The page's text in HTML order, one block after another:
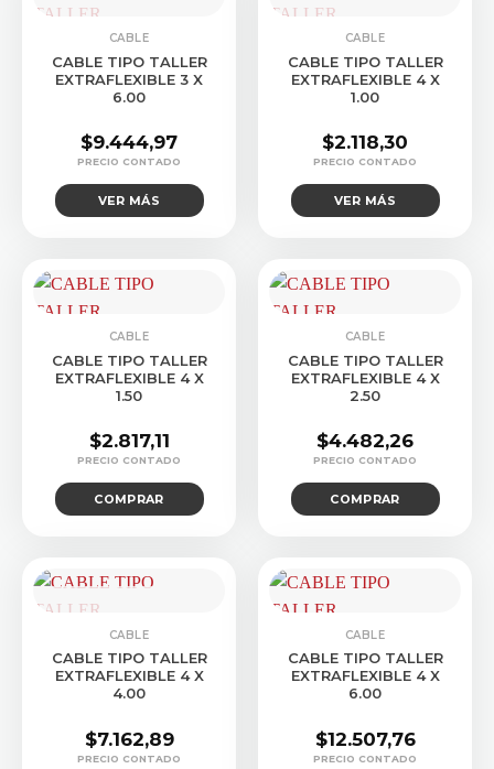
CABLE
CABLE TIPO TALLER
EXTRAFLEXIBLE 3 X
6.00
$9.444,97
VER MÁS
CABLE
CABLE TIPO TALLER
EXTRAFLEXIBLE 4 X
1.00
$2.118,30
VER MÁS
CABLE
CABLE TIPO TALLER
EXTRAFLEXIBLE 4 X
1.50
$2.817,11
COMPRAR
CABLE
CABLE TIPO TALLER
EXTRAFLEXIBLE 4 X
2.50
$4.482,26
COMPRAR
CABLE
CABLE TIPO TALLER
EXTRAFLEXIBLE 4 X
4.00
$7.162,89
CABLE
CABLE TIPO TALLER
EXTRAFLEXIBLE 4 X
6.00
$12.507,76